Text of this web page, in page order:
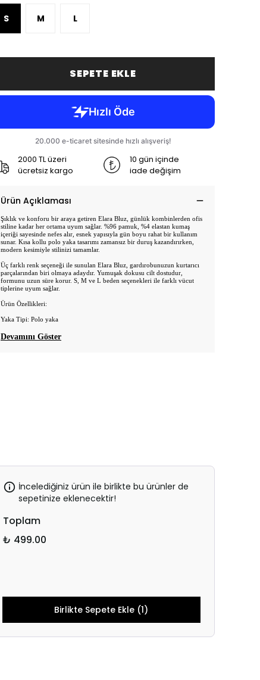
S M L
SEPETE EKLE
2000 TL üzeri
ücretsiz kargo
10 gün içinde
iade değişim
Ürün Açıklaması
Şıklık ve konforu bir araya getiren Elara Bluz, günlük kombinlerden ofis
stiline kadar her ortama uyum sağlar. %96 pamuk, %4 elastan kumaş
içeriği sayesinde nefes alır, esnek yapısıyla gün boyu rahat bir kullanım
sunar. Kısa kollu polo yaka tasarımı zamansız bir duruş kazandırırken,
modern kesimiyle stilinizi tamamlar.
Üç farklı renk seçeneği ile sunulan Elara Bluz, gardırobunuzun kurtarıcı
parçalarından biri olmaya adaydır. Yumuşak dokusu cilt dostudur,
formunu uzun süre korur. S, M ve L beden seçenekleri ile farklı vücut
tiplerine uyum sağlar.
Ürün Özellikleri:
Yaka Tipi: Polo yaka
Devamını Göster
İncelediğiniz ürün ile birlikte bu ürünler de
sepetinize eklenecektir!
Toplam
₺ 499.00
Birlikte Sepete Ekle (1)